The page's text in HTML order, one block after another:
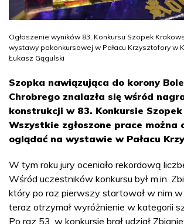
Ogłoszenie wyników 83. Konkursu Szopek
wystawy pokonkursowej w Pałacu Krzysztofory w
Łukasz Gągulski
Szopka nawiązująca do korony
Chrobrego znalazła się wśród
konstrukcji w 83. Konkursie
Wszystkie zgłoszone prace można
oglądać na wystawie w Pałacu
W tym roku jury oceniało rekordową
Wśród uczestników konkursu był m.in.
który po raz pierwszy startował w nim
teraz otrzymał wyróżnienie w kategorii
Po raz 53. w konkursie brał udział